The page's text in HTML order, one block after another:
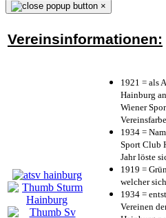
×
Vereinsinformationen:
1921 = als
Hainburg
Wiener
1934 =
Sport Club
Jahr löste
1919 =
welcher
1934 =
Vereinen